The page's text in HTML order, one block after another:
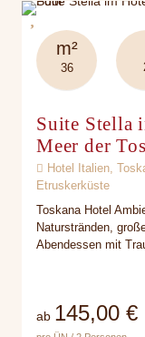
m²
36
Suite Stella
Meer der
Hotel Italien,
Etruskerküste
Toskana Hotel
Naturstränden,
Abendessen mit
ab 145,00 €